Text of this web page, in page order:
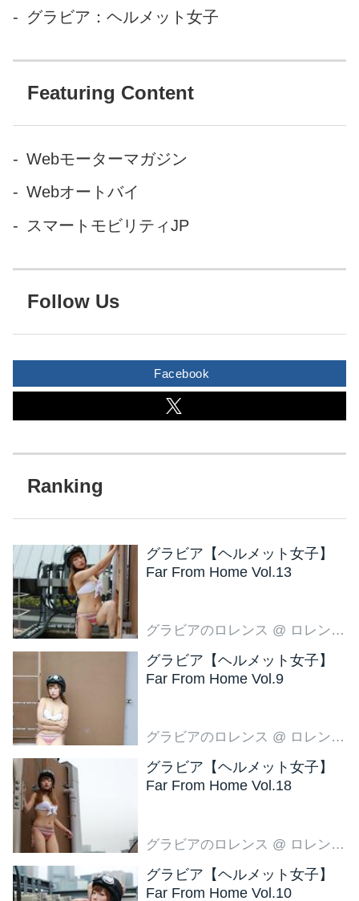
グラビア：ヘルメット女子
Featuring Content
Webモーターマガジン
Webオートバイ
スマートモビリティJP
Follow Us
Facebook
グラビア【ヘルメット女子】
Far From Home Vol.13
グラビアのロレンス @ ロレンス編集部
グラビア【ヘルメット女子】
Far From Home Vol.9
グラビアのロレンス @ ロレンス編集部
グラビア【ヘルメット女子】
Far From Home Vol.18
グラビアのロレンス @ ロレンス編集部
グラビア【ヘルメット女子】
Far From Home Vol.10